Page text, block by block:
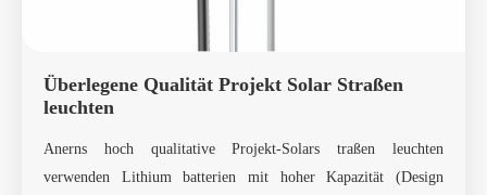
Überlegene Qualität Projekt Solar Straßen
leuchten
Anerns hoch qualitative Projekt-Solars traßen leuchten
verwenden Lithium batterien mit hoher Kapazität (Design